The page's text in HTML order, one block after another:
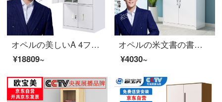
オペルの美しいA 4ファイルの整理棚の事務室のチェストの収納棚の領収書の箱の鉄の皮の箱の27は大きい下を引き出して扉を持ちます。
¥18809~
オペルの米文書の書類の執務する証明の箱の鉄の皮の鋼の事務室の財務室の鉄の箱
¥4030~